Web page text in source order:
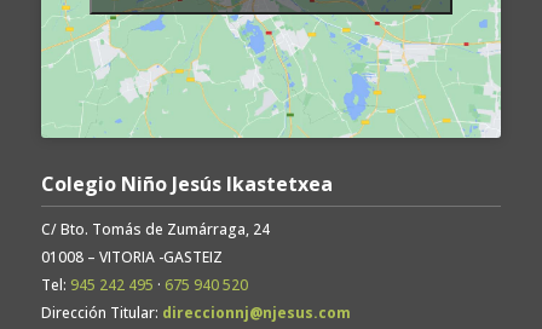
Colegio Niño Jesús Ikastetxea
C/ Bto. Tomás de Zumárraga, 24
01008 – VITORIA -GASTEIZ
Tel: 945 242 495 · 675 940 520
Dirección Titular: direccionnj@njesus.com